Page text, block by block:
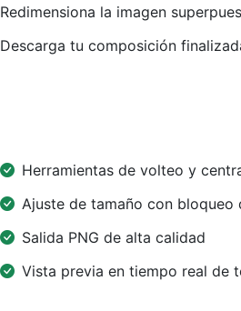
Redimensiona la imagen
Descarga tu composición
Herramientas de volteo y
Ajuste de tamaño con bloqueo
Salida PNG de alta calidad
Vista previa en tiempo real de